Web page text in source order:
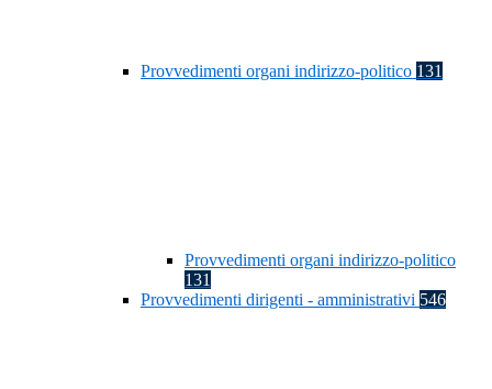
Provvedimenti organi indirizzo-politico 131
Provvedimenti organi indirizzo-politico
131
Provvedimenti dirigenti - amministrativi 546